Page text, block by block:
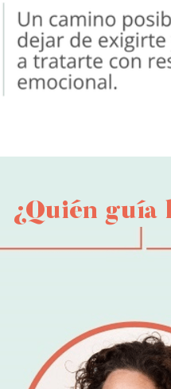
¿Quién guía